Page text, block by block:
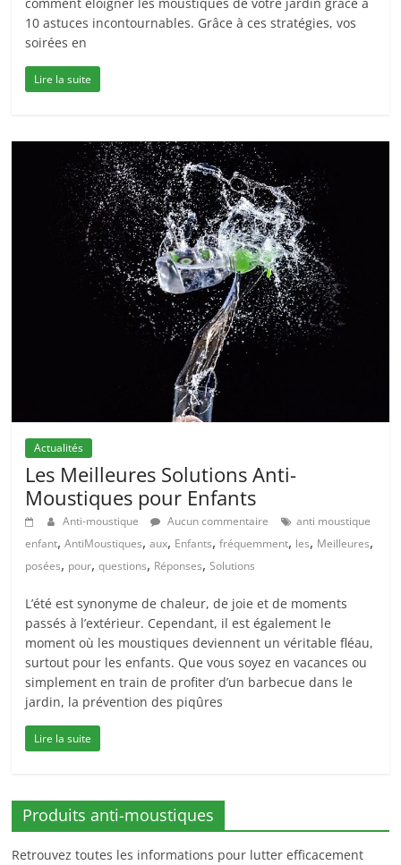
comment éloigner les moustiques de votre jardin grâce à
10 astuces incontournables. Grâce à ces stratégies, vos
soirées en
Lire la suite
Actualités
Les Meilleures Solutions Anti-
Moustiques pour Enfants
Anti-moustique Aucun commentaire
anti moustique
enfant,AntiMoustiques,aux, Enfants,fréquemment, les, Meilleures,
posées, pour,questions, Réponses,Solutions
L’été est synonyme de chaleur, de joie et de moments
passés à l’extérieur. Cependant, il est également le
moment où les moustiques deviennent un véritable fléau,
surtout pour les enfants. Que vous soyez en vacances ou
simplement en train de profiter d’un barbecue dans le
jardin, la prévention des piqûres
Lire la suite
Produits anti-moustiques
Retrouvez toutes les informations pour lutter efficacement